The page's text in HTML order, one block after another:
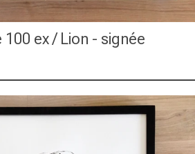
ex / Lion - signée